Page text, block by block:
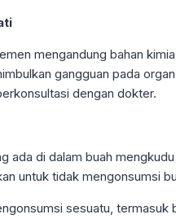
mengandung bahan
gangguan pada
dengan dokter.
ada di dalam buah
untuk tidak mengonsumsi
sesuatu,